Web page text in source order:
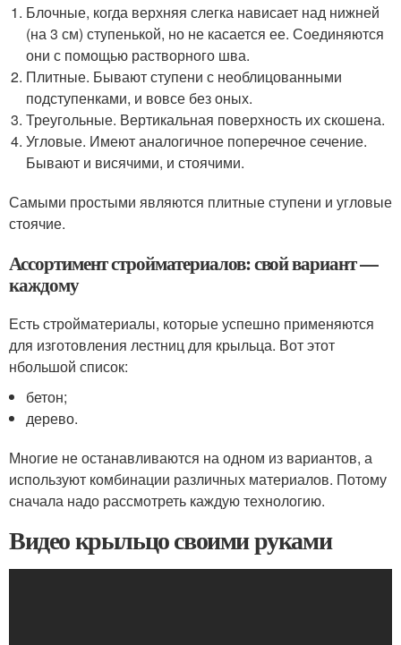
Блочные, когда верхняя слегка нависает над нижней
(на 3 см) ступенькой, но не касается ее. Соединяются
они с помощью растворного шва.
Плитные. Бывают ступени с необлицованными
подступенками, и вовсе без оных.
Треугольные. Вертикальная поверхность их скошена.
Угловые. Имеют аналогичное поперечное сечение.
Бывают и висячими, и стоячими.
Самыми простыми являются плитные ступени и угловые
стоячие.
Ассортимент стройматериалов: свой вариант —
каждому
Есть стройматериалы, которые успешно применяются
для изготовления лестниц для крыльца. Вот этот
нбольшой список:
бетон;
дерево.
Многие не останавливаются на одном из вариантов, а
используют комбинации различных материалов. Потому
сначала надо рассмотреть каждую технологию.
Видео крыльцо своими руками